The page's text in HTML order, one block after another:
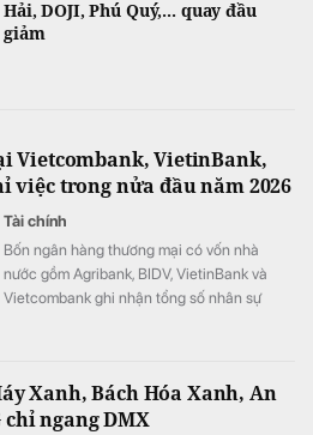
Hải, DOJI, Phú Quý,... quay đầu
giảm
Vietcombank, VietinBank,
việc trong nửa đầu năm 2026
Tài chính
Bốn ngân hàng thương mại có vốn nhà
nước gồm Agribank, BIDV, VietinBank và
Vietcombank ghi nhận tổng số nhân sự
Xanh, Bách Hóa Xanh, An
ngang DMX